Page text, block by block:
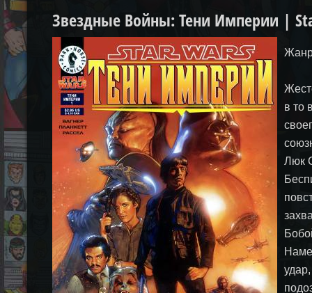
Звездные Войны: Тени Империи |
в то
Люк